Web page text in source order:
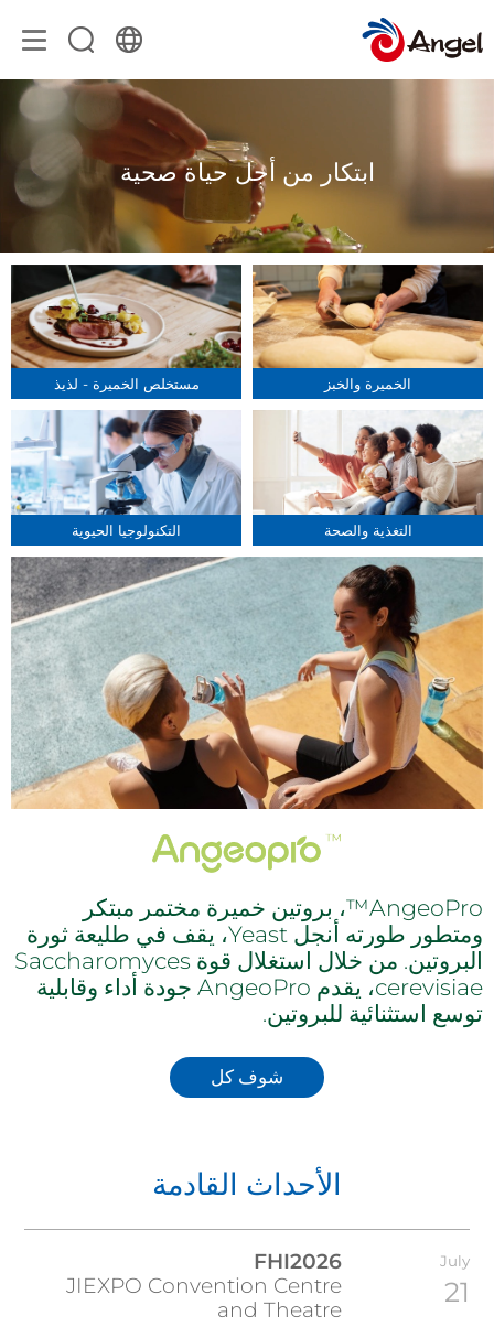
ابتكار من أجل حياة صحية
الخميرة والخبز مستخلص الخميرة - لذيذ
التغذية والصحة التكنولوجيا الحيوية
AngeoPro™، بروتين خميرة مختمر مبتكر
ومتطور طورته أنجل Yeast، يقف في طليعة ثورة
البروتين. من خلال استغلال قوة Saccharomyces
cerevisiae، يقدم AngeoPro جودة أداء وقابلية
توسع استثنائية للبروتين.
شوف كل
الأحداث القادمة
July
21
FHI2026
JIEXPO Convention Centre
and Theatre